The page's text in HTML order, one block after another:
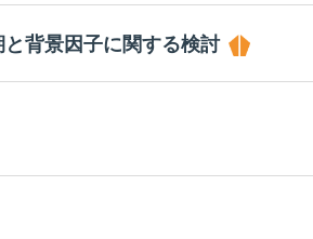
背景因子に関する検討